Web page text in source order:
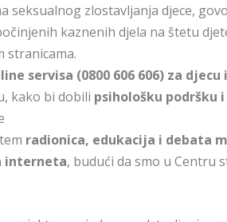
seksualnog zlostavljanja djece,
kaznenih djela na štetu
stranicama.
servisa (0800 606 606) za
kako bi dobili psihološku podršku
radionica, edukacija i debata
interneta, budući da smo u Centru